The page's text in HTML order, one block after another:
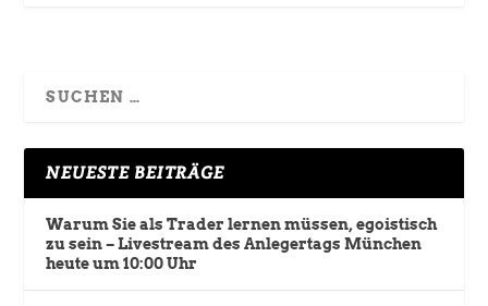
NEUESTE BEITRÄGE
Warum Sie als Trader lernen müssen, egoistisch
zu sein – Livestream des Anlegertags München
heute um 10:00 Uhr